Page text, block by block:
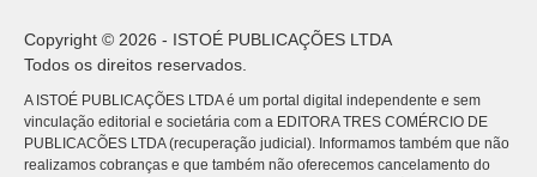
Copyright © 2026 - ISTOÉ PUBLICAÇÕES LTDA
Todos os direitos reservados.
A ISTOÉ PUBLICAÇÕES LTDA é um portal digital independente e sem
vinculação editorial e societária com a EDITORA TRES COMÉRCIO DE
PUBLICACÕES LTDA (recuperação judicial). Informamos também que não
realizamos cobranças e que também não oferecemos cancelamento do